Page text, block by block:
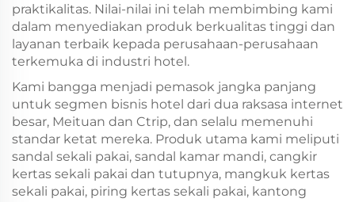
praktikalitas. Nilai-nilai ini telah membimbing kami
dalam menyediakan produk berkualitas tinggi dan
layanan terbaik kepada perusahaan-perusahaan
terkemuka di industri hotel.
Kami bangga menjadi pemasok jangka panjang
untuk segmen bisnis hotel dari dua raksasa internet
besar, Meituan dan Ctrip, dan selalu memenuhi
standar ketat mereka. Produk utama kami meliputi
sandal sekali pakai, sandal kamar mandi, cangkir
kertas sekali pakai dan tutupnya, mangkuk kertas
sekali pakai, piring kertas sekali pakai, kantong